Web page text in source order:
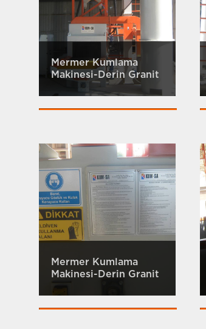
Mermer Kumlama
Makinesi-Derin Granit
Mermer Kumlama
Makinesi-Derin Granit